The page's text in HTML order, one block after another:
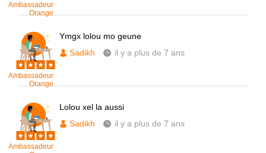
Ambassadeur
Orange
Ambassadeur
Orange
Ymgx lolou mo geune
Sadikh
il y a plus de 7 ans
Ambassadeur
Lolou xel la aussi
Sadikh
il y a plus de 7 ans